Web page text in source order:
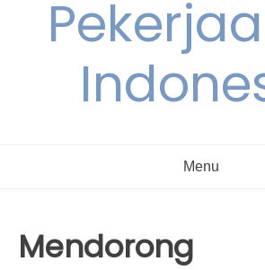
Menu
Mendorong